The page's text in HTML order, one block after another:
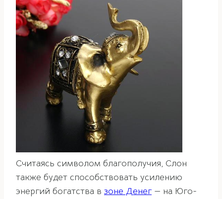
Считаясь символом благополучия, Слон
также будет способствовать усилению
энергий богатства в зоне Денег — на Юго-